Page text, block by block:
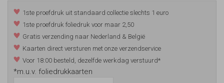
1ste proefdruk uit standaard collectie slechts 1 euro
1ste proefdruk foliedruk voor maar 2,50
Gratis verzending naar Nederland & België
Kaarten direct versturen met onze verzendservice
Voor 18:00 besteld, dezelfde werkdag verstuurd*
*m.u.v. foliedrukkaarten